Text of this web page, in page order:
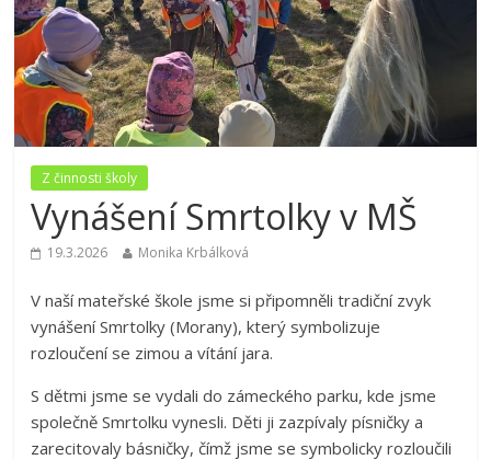
Z činnosti školy
Vynášení Smrtolky v MŠ
19.3.2026 Monika Krbálková
V naší mateřské škole jsme si připomněli tradiční zvyk
vynášení Smrtolky (Morany), který symbolizuje
rozloučení se zimou a vítání jara.
S dětmi jsme se vydali do zámeckého parku, kde jsme
společně Smrtolku vynesli. Děti ji zazpívaly písničky a
zarecitovaly básničky, čímž jsme se symbolicky rozloučili